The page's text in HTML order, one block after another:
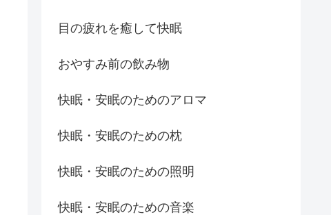
目の疲れを癒して快眠
おやすみ前の飲み物
快眠・安眠のためのアロマ
快眠・安眠のための枕
快眠・安眠のための照明
快眠・安眠のための音楽